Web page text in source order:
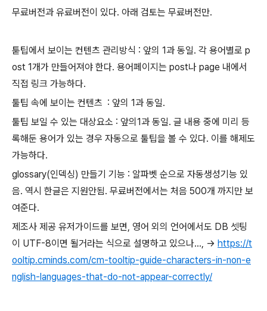
무료버전과 유료버전이 있다. 아래 검토는 무료버전만.
툳팁에서 보이는 컨텐츠 관리방식 : 앞의 1과 동일. 각 용어별로 p
ost 1개가 만들어져야 한다. 용어페이지는 post나 page 내에서
직접 링크 가능하다.
툴팁 속에 보이는 컨텐츠 : 앞의 1과 동일.
툴팁 보일 수 있는 대상요소 : 앞의1과 동일. 글 내용 중에 미리 등
록해둔 용어가 있는 경우 자동으로 툴팁을 볼 수 있다. 이를 해제도
가능하다.
glossary(인덱싱) 만들기 기능 : 알파벳 순으로 자동생성기능 있
음. 역시 한글은 지원안됨. 무료버전에서는 처음 500개 까지만 보
여준다.
제조사 제공 유저가이드를 보면, 영어 외의 언어에서도 DB 셋팅
이 UTF-8이면 될거라는 식으로 설명하고 있으나..., -> https://t
ooltip.cminds.com/cm-tooltip-guide-characters-in-non-e
nglish-languages-that-do-not-appear-correctly/